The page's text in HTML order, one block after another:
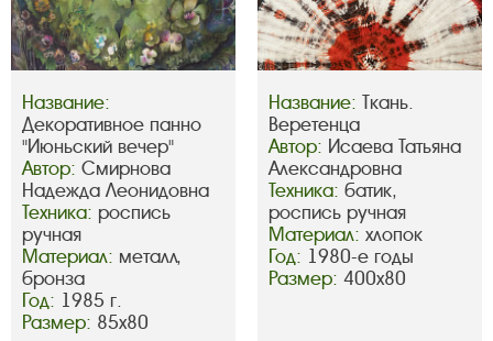
Название:
Декоративное панно
"Июньский вечер"
Автор: Смирнова
Надежда Леонидовна
Техника: роспись
ручная
Материал: металл,
бронза
Год: 1985 г.
Размер: 85х80
Название: Ткань.
Веретенца
Автор: Исаева Татьяна
Александровна
Техника: батик,
роспись ручная
Материал: хлопок
Год: 1980-е годы
Размер: 400х80